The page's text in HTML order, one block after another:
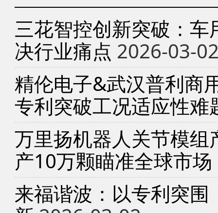
三花智控创新突破：
决行业痛点 2026-03-
精伦电子&武汉普利商
专利突破工况适应性难
万里扬机器人关节模
产10万颗瞄准全球市场
来福谐波：以专利突